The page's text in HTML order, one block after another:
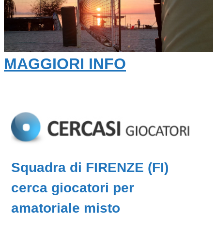
MAGGIORI INFO
Squadra di FIRENZE (FI)
cerca giocatori per
amatoriale misto